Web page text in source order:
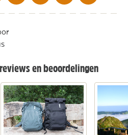
en beoordelingen